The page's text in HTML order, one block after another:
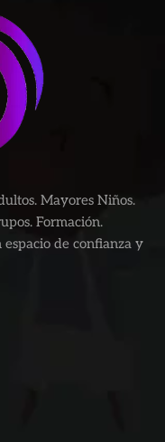
Mayores Niños.
Formación.
de confianza y